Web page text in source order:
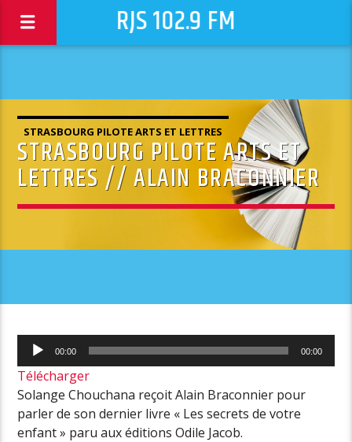
RJS 102.9 FM
STRASBOURG PILOTE ARTS ET LETTRES
STRASBOURG PILOTE ARTS ET
LETTRES // ALAIN BRACONNIER
Lecteur
audio
00:00 00:00
Télécharger
Solange Chouchana reçoit Alain Braconnier pour
parler de son dernier livre « Les secrets de votre
enfant » paru aux éditions Odile Jacob.